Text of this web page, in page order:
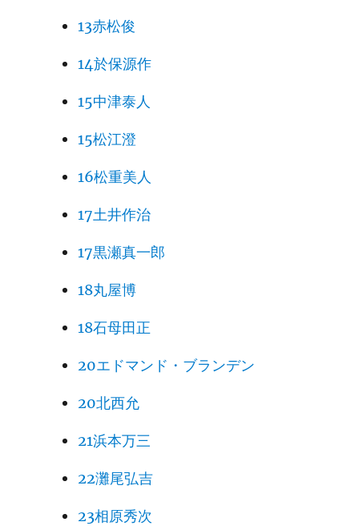
13赤松俊
14於保源作
15中津泰人
15松江澄
16松重美人
17土井作治
17黒瀬真一郎
18丸屋博
18石母田正
20エドマンド・ブランデン
20北西允
21浜本万三
22灘尾弘吉
23相原秀次